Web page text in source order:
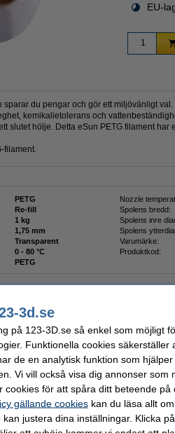
EU-
sparar du pengar och gör ett miljövänligt
kemikalietolerans och
slutet hölje. Detta eSun PETG filament har
filament.
PETG Nozzle
Re-fill Spolens bredd:
1 kg Spolens inre
1,75 mm Spolens
Transparent Varumärke:
0 - 80 °C Produktkod:
PETG
för 3D-utskrifter
spray | 400ml
3d.se
på 123-3D.se så enkel som möjligt
Funktionella cookies säkerställer
de en analytisk funktion som
Vi vill också visa dig annonser som
cookies för att spåra ditt beteende på
gällande cookieskan du läsa allt
justera dina inställningar. Klicka